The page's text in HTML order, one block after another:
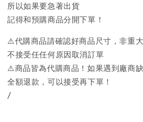
所以如果要急著出貨
記得和預購商品分開下單！
⚠️代購商品請確認好商品尺寸，非重
不接受任任何原因取消訂單
⚠️商品皆為代購商品！如果遇到廠商
全額退款，可以接受再下單！
/